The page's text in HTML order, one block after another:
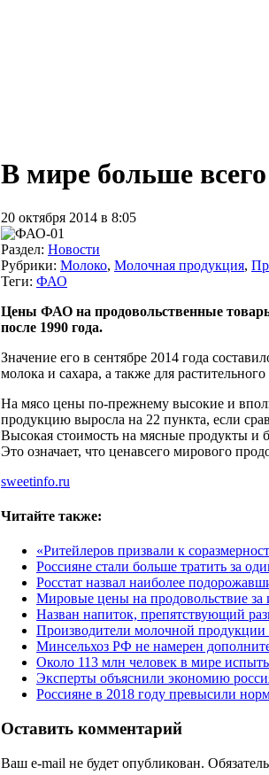
В мире больше
20 октября 2014 в 8:05
Раздел: Новости
Рубрики: Молоко, Молочная продукция,
Теги: ФАО
Цены ФАО на продовольственные
после 1990 года.
Значение его в сентябре 2014 года
молока и сахара, а также для
На мясо цены по-прежнему высокие и
продукцию выросла на 22 пункта, если
Высокая стоимость на мясные продукты и
Это означает, что ценавсего мирового
sweetinfo.ru
Читайте также:
«Ритейлеров призвали к
Россияне стали больше тратить за
Росстат назвал наиболее
Мировые цены на продовольствие за
Назван напиток, препятствующий
Производители молочной
Минсельхоз РФ не намерен
Около 113 млн человек в мире
Эксперты объяснили экономию
Россияне в 2018 году превысили
Оставить комментарий
Ваш e-mail не будет опубликован.